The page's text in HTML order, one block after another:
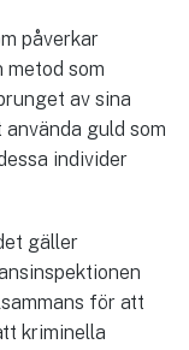
påverkar
metod som
av sina
guld som
individer
gäller
för att
kriminella